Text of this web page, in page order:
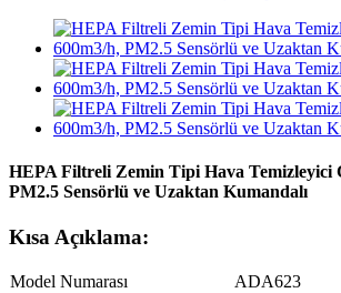
HEPA Filtreli Zemin Tipi Hava Temizleyici
PM2.5 Sensörlü ve Uzaktan Kumandalı
Kısa Açıklama:
Model Numarası
ADA623